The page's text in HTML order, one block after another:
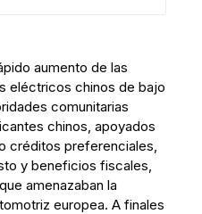
aumento de las
eléctricos chinos de bajo
comunitarias
chinos, apoyados
créditos preferenciales,
y beneficios fiscales,
amenazaban la
europea. A finales